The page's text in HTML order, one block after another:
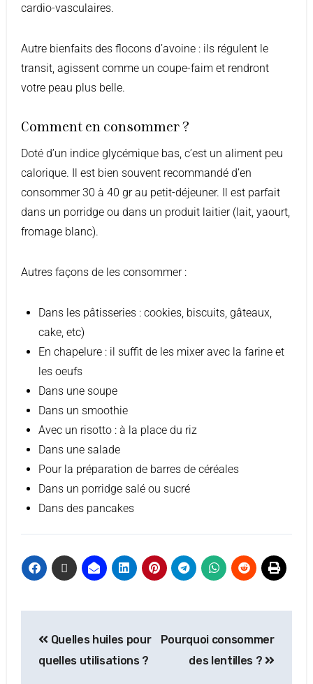
cardio-vasculaires.
Autre bienfaits des flocons d’avoine : ils régulent le
transit, agissent comme un coupe-faim et rendront
votre peau plus belle.
Comment en consommer ?
Doté d’un indice glycémique bas, c’est un aliment peu
calorique. Il est bien souvent recommandé d’en
consommer 30 à 40 gr au petit-déjeuner. Il est parfait
dans un porridge ou dans un produit laitier (lait, yaourt,
fromage blanc).
Autres façons de les consommer :
Dans les pâtisseries : cookies, biscuits, gâteaux,
cake, etc)
En chapelure : il suffit de les mixer avec la farine et
les oeufs
Dans une soupe
Dans un smoothie
Avec un risotto : à la place du riz
Dans une salade
Pour la préparation de barres de céréales
Dans un porridge salé ou sucré
Dans des pancakes
Quelles huiles pour
quelles utilisations ?
Pourquoi consommer
des lentilles ?